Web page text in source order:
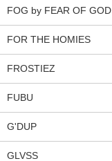
FOG by FEAR OF GOD
FOR THE HOMIES
FROSTIEZ
FUBU
G'DUP
GLVSS